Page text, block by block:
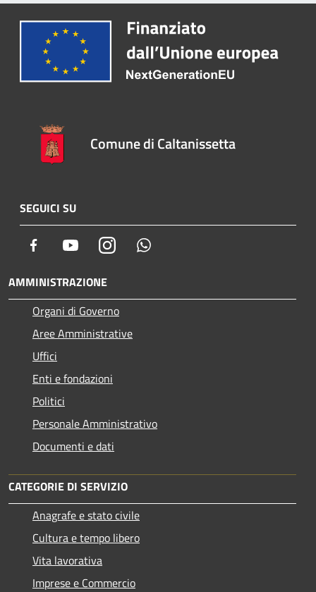
Comune di Caltanissetta
SEGUICI SU
Facebook YoutubeInstagram
AMMINISTRAZIONE
Organi di Governo
Aree Amministrative
Uffici
Enti e fondazioni
Politici
Personale Amministrativo
Documenti e dati
CATEGORIE DI SERVIZIO
Anagrafe e stato civile
Cultura e tempo libero
Vita lavorativa
Imprese e Commercio